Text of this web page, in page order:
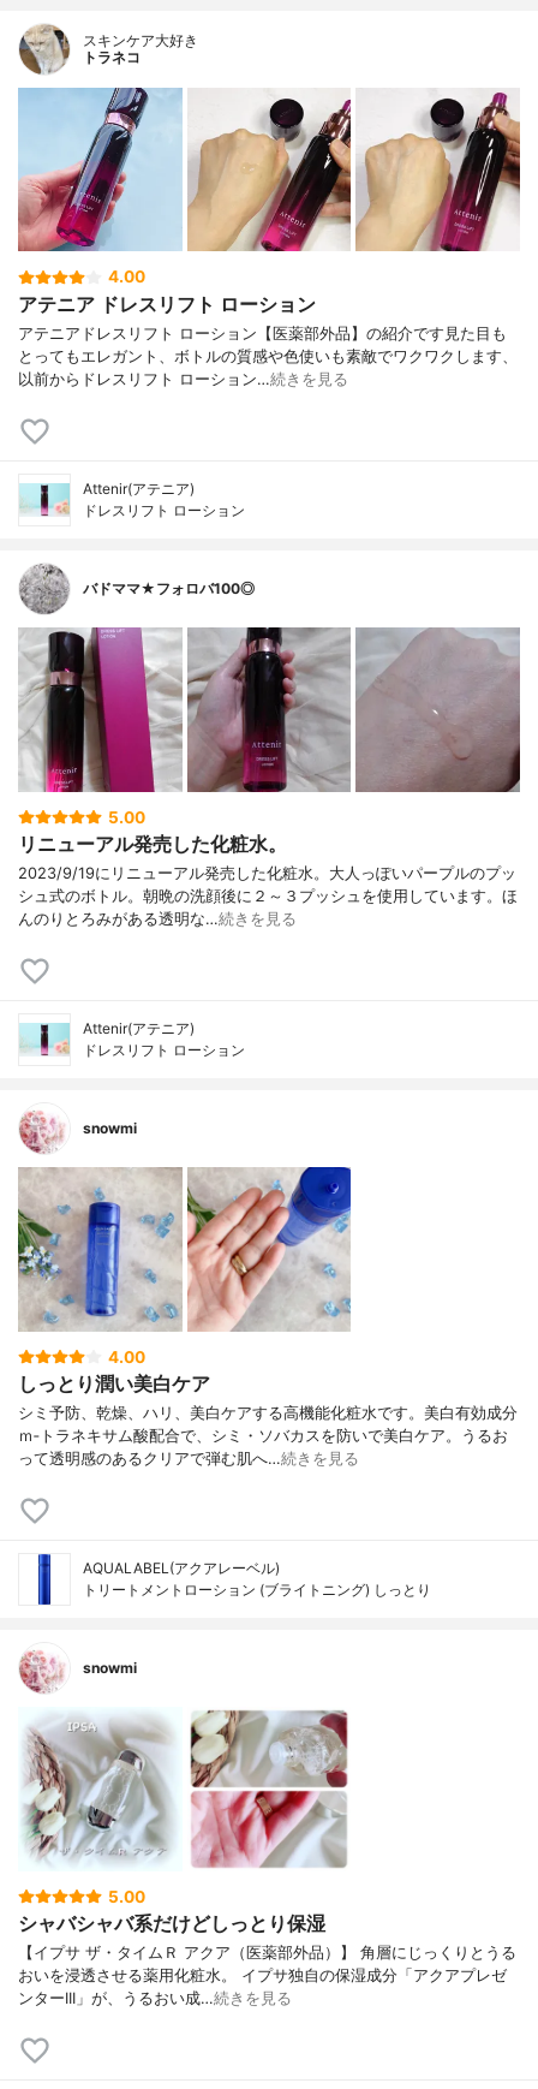
スキンケア大好き
トラネコ
4.00
アテニア ドレスリフト ローション
アテニアドレスリフト ローション【医薬部外品】の紹介です見た目も
とってもエレガント、ボトルの質感や色使いも素敵でワクワクします、
以前からドレスリフト ローション…続きを見る
Attenir(アテニア)
ドレスリフト ローション
バドママ★フォロバ100◎
5.00
リニューアル発売した化粧水。
2023/9/19にリニューアル発売した化粧水。大人っぽいパープルのプッ
シュ式のボトル。朝晩の洗顔後に２～３プッシュを使用しています。ほ
んのりとろみがある透明な…続きを見る
Attenir(アテニア)
ドレスリフト ローション
snowmi
4.00
しっとり潤い美白ケア
シミ予防、乾燥、ハリ、美白ケアする高機能化粧水です。美白有効成分
ｍ‐トラネキサム酸配合で、シミ・ソバカスを防いで美白ケア。うるお
って透明感のあるクリアで弾む肌へ…続きを見る
AQUALABEL(アクアレーベル)
トリートメントローション (ブライトニング) しっとり
snowmi
5.00
シャバシャバ系だけどしっとり保湿
【イプサ ザ・タイムＲ アクア（医薬部外品）】 角層にじっくりとうる
おいを浸透させる薬用化粧水。 イプサ独自の保湿成分「アクアプレゼ
ンターIII」が、うるおい成…続きを見る